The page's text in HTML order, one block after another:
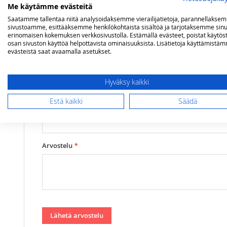
Teho
2,9 kW, automaattisytytys
Arviosi
Rating
Yhteenveto
Arvostelu
Lähetä arvostelu
Me käytämme evästeitä
Saatamme tallentaa niitä analysoidaksemme vierailijatietoja,
sivustoamme, esittääksemme henkilökohtaista sisältöä ja tarjotaksemme
erinomaisen kokemuksen verkkosivustolla. Estämällä evästeet, poistat
osan sivuston käyttöä helpottavista ominaisuuksista. Lisätietoja
evästeistä saat avaamalla asetukset.
Hyväksy kaikki
Estä kaikki Säädä